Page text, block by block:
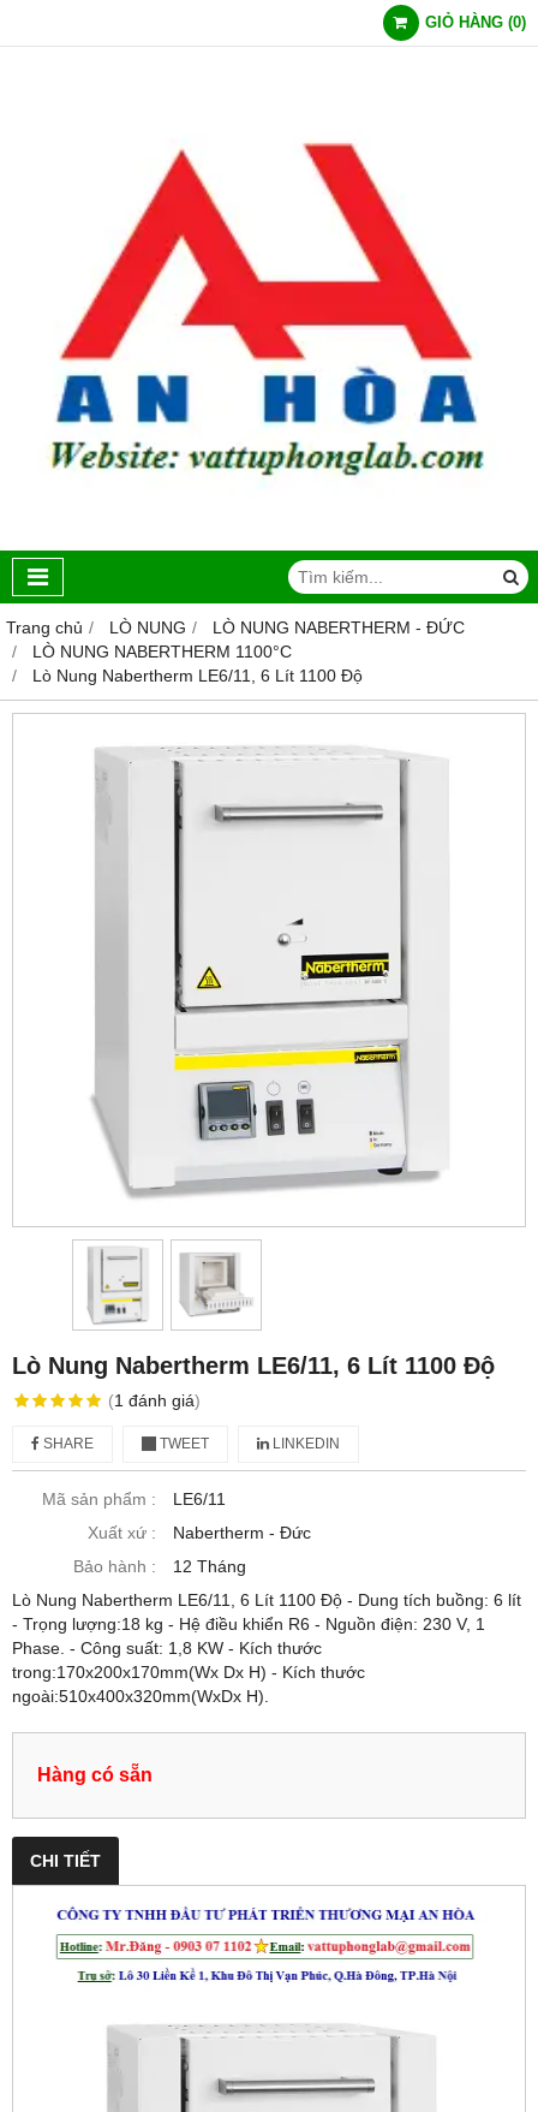
GIỎ HÀNG (0)
Trang chủ LÒ NUNG
LÒ NUNG NABERTHERM - ĐỨC
LÒ NUNG NABERTHERM 1100°C
Lò Nung Nabertherm LE6/11, 6 Lít 1100 Độ
Lò Nung Nabertherm LE6/11, 6 Lít 1100 Độ
(1 đánh giá)
SHARE TWEET LINKEDIN
Mã sản phẩm :
LE6/11
Xuất xứ :
Nabertherm - Đức
Bảo hành :
12 Tháng
Lò Nung Nabertherm LE6/11, 6 Lít 1100 Độ - Dung tích buồng: 6 lít
- Trọng lượng:18 kg - Hệ điều khiển R6 - Nguồn điện: 230 V, 1
Phase. - Công suất: 1,8 KW - Kích thước
trong:170x200x170mm(Wx Dx H) - Kích thước
ngoài:510x400x320mm(WxDx H).
Hàng có sẵn
CHI TIẾT